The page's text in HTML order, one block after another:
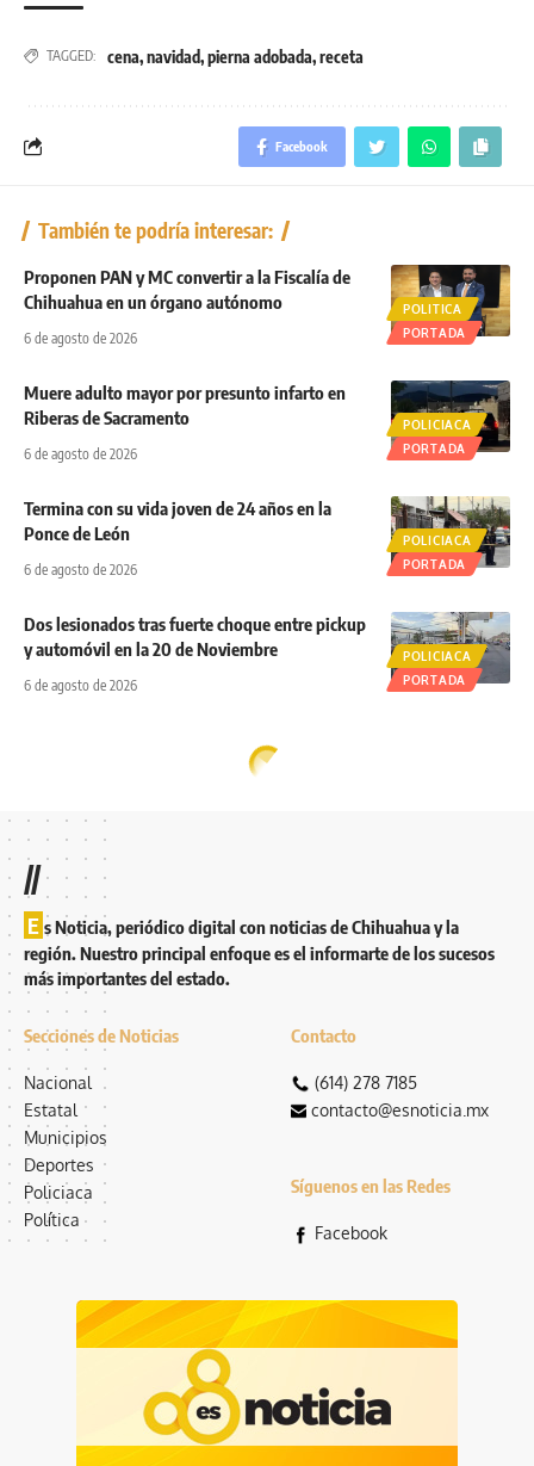
TAGGED: cena,navidad,pierna adobada,receta
Facebook
También te podría interesar:
POLITICA
PORTADA
Proponen PAN y MC convertir a la Fiscalía de
Chihuahua en un órgano autónomo
6 de agosto de 2026
POLICIACA
PORTADA
Muere adulto mayor por presunto infarto en
Riberas de Sacramento
6 de agosto de 2026
POLICIACA
PORTADA
Termina con su vida joven de 24 años en la
Ponce de León
6 de agosto de 2026
POLICIACA
PORTADA
Dos lesionados tras fuerte choque entre pickup
y automóvil en la 20 de Noviembre
6 de agosto de 2026
//
E s Noticia, periódico digital con noticias de Chihuahua y la
región. Nuestro principal enfoque es el informarte de los sucesos
más importantes del estado.
Secciones de Noticias
Nacional
Estatal
Municipios
Deportes
Policiaca
Política
Contacto
(614) 278 7185
contacto@esnoticia.mx
Síguenos en las Redes
Facebook